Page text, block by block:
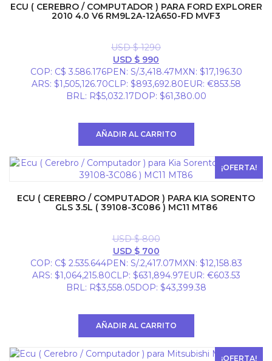
ECU ( CEREBRO / COMPUTADOR ) PARA FORD EXPLORER
2010 4.0 V6 RM9L2A-12A650-FD MVF3
USD $1290
El
precio
original
era:
USD $ 990
precio
actual
es:
COP: C$ 3.586.176PEN: S/.3,418.47MXN: $17,196.30
ARS: $1,505,126.70CLP: $893,692.80EUR: €853.58
BRL: R$5,032.17DOP: $61,380.00
AÑADIR AL CARRITO
¡OFERTA!
ECU ( CEREBRO / COMPUTADOR ) PARA KIA SORENTO
GLS 3.5L ( 39108-3C086 ) MC11 MT86
USD $800
El
precio
original
era:
USD $700El
precio
actual
es:
COP: C$ 2.535.644PEN: S/.2,417.07MXN: $12,158.83
ARS: $1,064,215.80CLP: $631,894.97EUR: €603.53
BRL: R$3,558.05DOP: $43,399.38
AÑADIR AL CARRITO
¡OFERTA!